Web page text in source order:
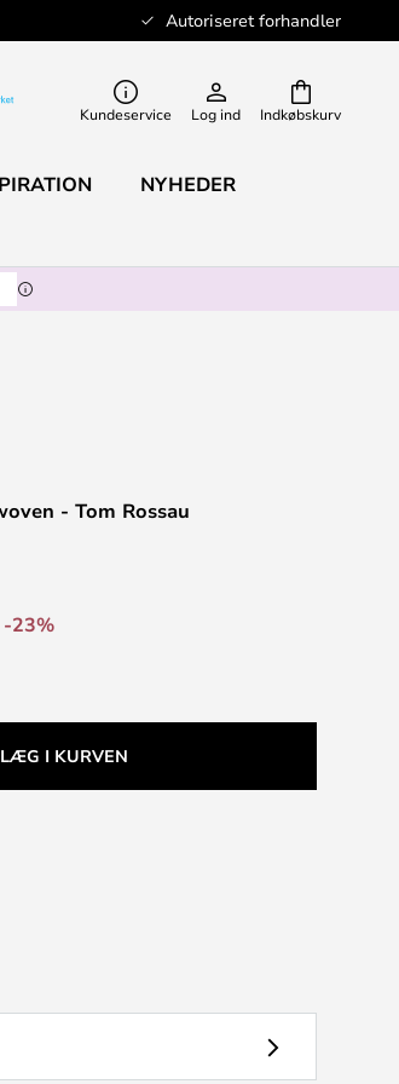
Autoriseret forhandler
Indkøbskurv
Kundeservice Log ind
NYHEDER
- Tom Rossau
23%
LÆG I KURVEN